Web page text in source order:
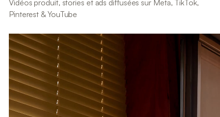
Vidéos produit, stories et ads diffusées sur Meta, TikTok,
Pinterest & YouTube